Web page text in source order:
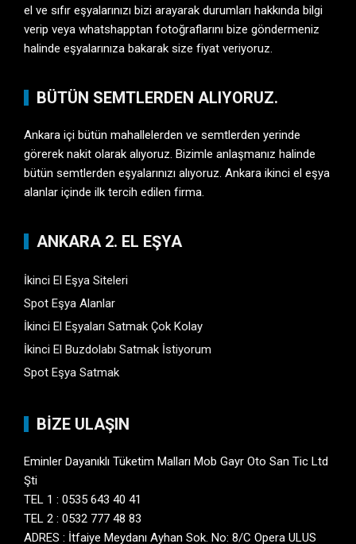
el ve sıfır eşyalarınızı bizi arayarak durumları hakkında bilgi
verip veya whatshapptan fotoğraflarını bize göndermeniz
halinde eşyalarınıza bakarak size fiyat veriyoruz.
BÜTÜN SEMTLERDEN ALIYORUZ.
Ankara içi bütün mahallelerden ve semtlerden yerinde
görerek nakit olarak alıyoruz. Bizimle anlaşmanız halinde
bütün semtlerden eşyalarınızı alıyoruz. Ankara ikinci el eşya
alanlar içinde ilk tercih edilen firma.
ANKARA 2. EL EŞYA
İkinci El Eşya Siteleri
Spot Eşya Alanlar
İkinci El Eşyaları Satmak Çok Kolay
İkinci El Buzdolabı Satmak İstiyorum
Spot Eşya Satmak
BİZE ULAŞIN
Eminler Dayanıklı Tüketim Malları Mob Gayr Oto San Tic Ltd
Şti
TEL 1 : 0535 643 40 41
TEL 2 : 0532 777 48 83
ADRES : İtfaiye Meydanı Ayhan Sok. No: 8/C Opera ULUS